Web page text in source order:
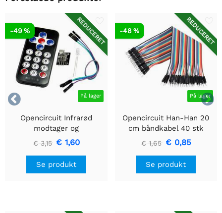


REDUCERET
På lager
-49 %
Opencircuit Infrarød
modtager og
fjernbetjeningssæt
€ 3,15 € 1,60
Se produkt
REDUCERET
På lager
-48 %
Opencircuit Han-Han 20
cm båndkabel 40 stk
€ 1,65 € 0,85
Se produkt